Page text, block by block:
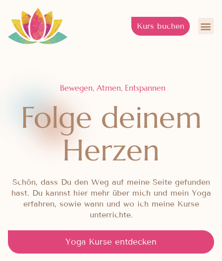
Kurs buchen
Bewegen, Atmen, Entspannen
Folge deinem
Herzen
Schön, dass Du den Weg auf meine Seite gefunden
hast. Du kannst hier mehr über mich und mein Yoga
erfahren, sowie wann und wo ich meine Kurse
unterrichte.
Yoga Kurse entdecken